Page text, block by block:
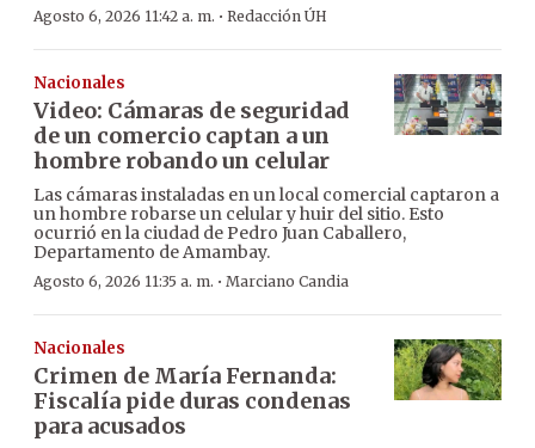
Agosto 6, 2026 11:42 a. m. · Redacción ÚH
Nacionales
Video: Cámaras de seguridad
de un comercio captan a un
hombre robando un celular
Las cámaras instaladas en un local comercial captaron a
un hombre robarse un celular y huir del sitio. Esto
ocurrió en la ciudad de Pedro Juan Caballero,
Departamento de Amambay.
Agosto 6, 2026 11:35 a. m. · Marciano Candia
Nacionales
Crimen de María Fernanda:
Fiscalía pide duras condenas
para acusados